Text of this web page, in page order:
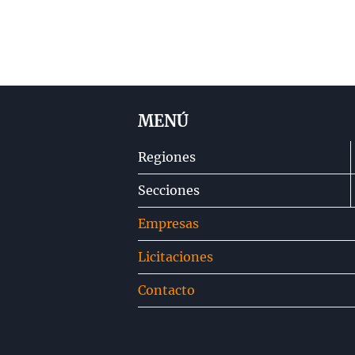
MENÚ
Regiones
Secciones
Empresas
Licitaciones
Contacto